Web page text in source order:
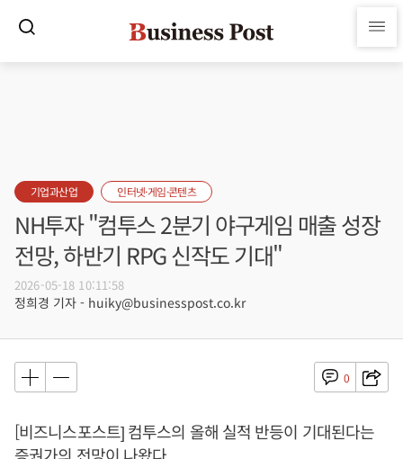
기업과산업 인터넷·게임·콘텐츠
NH투자 "컴투스 2분기 야구게임 매출 성장
전망, 하반기 RPG 신작도 기대"
2026-05-18 10:11:58
정희경 기자 - huiky@businesspost.co.kr
0
[비즈니스포스트] 컴투스의 올해 실적 반등이 기대된다는